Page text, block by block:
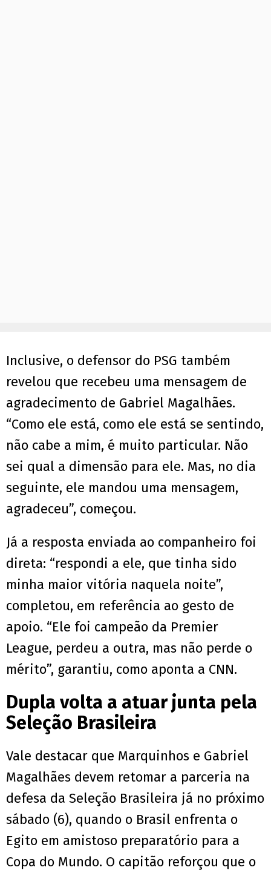
Inclusive, o defensor do PSG também
revelou que recebeu uma mensagem de
agradecimento de Gabriel Magalhães.
“Como ele está, como ele está se sentindo,
não cabe a mim, é muito particular. Não
sei qual a dimensão para ele. Mas, no dia
seguinte, ele mandou uma mensagem,
agradeceu”, começou.
Já a resposta enviada ao companheiro foi
direta: “respondi a ele, que tinha sido
minha maior vitória naquela noite”,
completou, em referência ao gesto de
apoio. “Ele foi campeão da Premier
League, perdeu a outra, mas não perde o
mérito”, garantiu, como aponta a CNN.
Dupla volta a atuar junta pela
Seleção Brasileira
Vale destacar que Marquinhos e Gabriel
Magalhães devem retomar a parceria na
defesa da Seleção Brasileira já no próximo
sábado (6), quando o Brasil enfrenta o
Egito em amistoso preparatório para a
Copa do Mundo. O capitão reforçou que o